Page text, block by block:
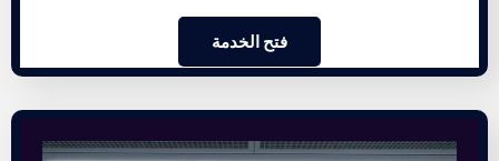
فتح الخدمة